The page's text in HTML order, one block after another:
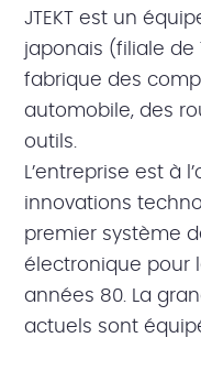
JTEKT est un
japonais (filiale
fabrique des
automobile, des
outils.
L’entreprise est à
innovations
premier système
électronique pour
années 80. La
actuels sont